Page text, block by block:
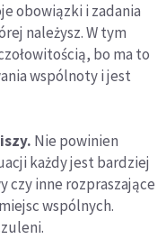
obowiązki i zadania
należysz. W tym
bo ma to
wspólnoty i jest
Nie powinien
każdy jest bardziej
czy inne rozpraszające
wspólnych.